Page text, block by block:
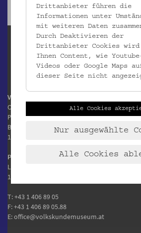
Volkskundemuseum Wien
Otto Wagner Areal
Pavillon 1
Baumgartner Höhe 1
1140 Wien
Postanschrift:
Laudongasse 15-19
1080 Wien
T:+43 1 406 89 05
F: +43 1 406 89 05.88
E:office@volkskundemuseum.at
Drittanbieter führen die
Informationen unter
mit weiteren Daten
Durch Deaktivieren der
Drittanbieter Cookies wird
Ihnen Content, wie
Videos oder Google Maps
dieser Seite nicht
Alle Cookies
Nur ausgewählte
Alle Cookies